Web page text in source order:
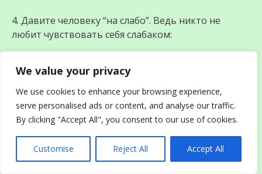
We value your privacy
We use cookies to enhance your browsing experience,
serve personalised ads or content, and analyse our traffic.
By clicking "Accept All", you consent to our use of cookies.
Customise Reject All Accept All
4. Давите человеку “на слабо”. Ведь никто не
любит чувствовать себя слабаком:
– Я не танцую, я просто убираю ноги, чтобы ты мне
из не отдавил…( А знаешь, как я классно крестиком
вышиваю!)
– Странно, а другим моя речь нравиться… У тебя
что, нет чувства прекрасного, или проблемы со